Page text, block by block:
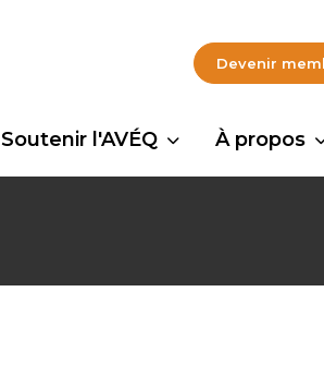
Devenir
Soutenir l'AVÉQ À propos